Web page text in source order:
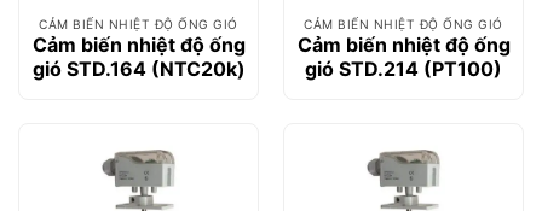
CẢM BIẾN NHIỆT ĐỘ ỐNG GIÓ
Cảm biến nhiệt độ ống
gió STD.164 (NTC20k)
CẢM BIẾN NHIỆT ĐỘ ỐNG GIÓ
Cảm biến nhiệt độ ống
gió STD.214 (PT100)